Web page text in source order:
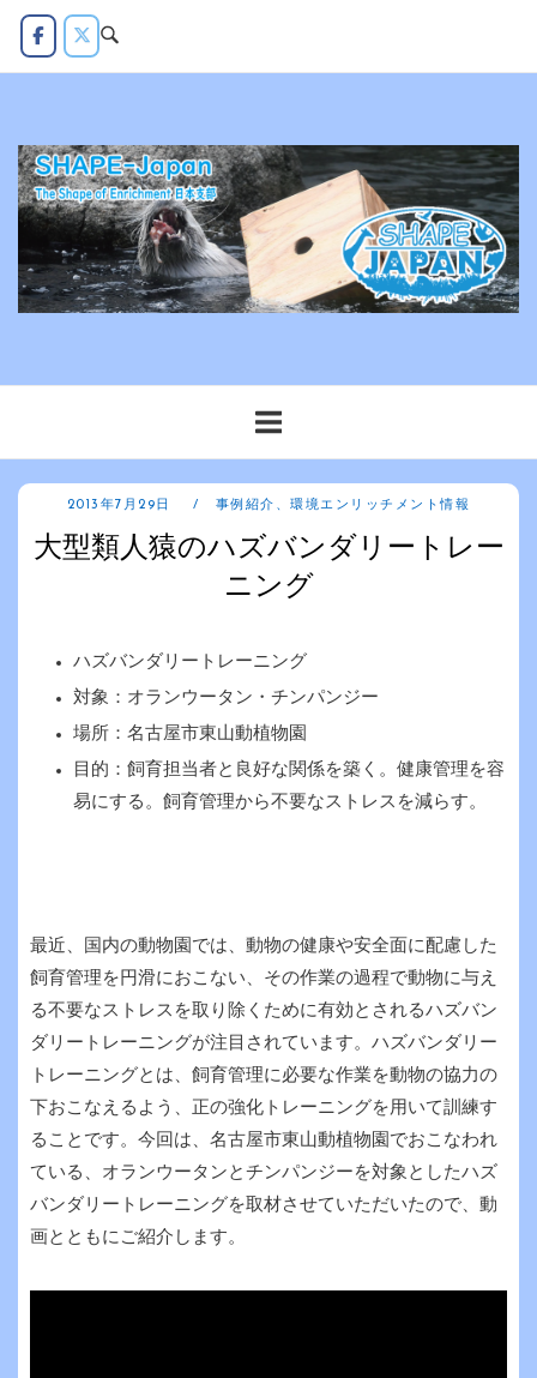
2013年7月29日 事例紹介 、環境エンリッチメント情報
大型類人猿のハズバンダリートレー
ニング
ハズバンダリートレーニング
対象：オランウータン・チンパンジー
場所：名古屋市東山動植物園
目的：飼育担当者と良好な関係を築く。健康管理を容
易にする。飼育管理から不要なストレスを減らす。
最近、国内の動物園では、動物の健康や安全面に配慮した
飼育管理を円滑におこない、その作業の過程で動物に与え
る不要なストレスを取り除くために有効とされるハズバン
ダリートレーニングが注目されています。ハズバンダリー
トレーニングとは、飼育管理に必要な作業を動物の協力の
下おこなえるよう、正の強化トレーニングを用いて訓練す
ることです。今回は、名古屋市東山動植物園でおこなわれ
ている、オランウータンとチンパンジーを対象としたハズ
バンダリートレーニングを取材させていただいたので、動
画とともにご紹介します。